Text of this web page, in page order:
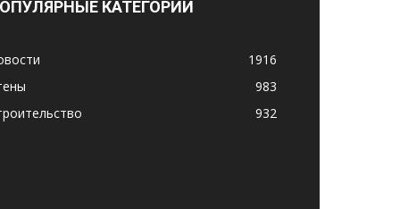
КАТЕГОРИИ
1916
983
932